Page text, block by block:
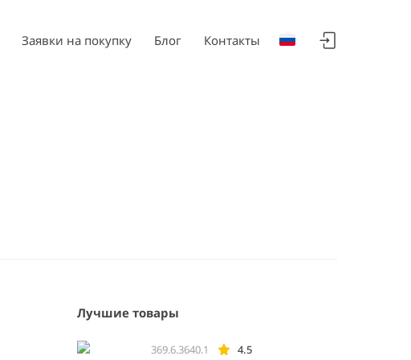
Заявки на покупку Блог Контакты
Лучшие товары
369.6.3640.1 4.5